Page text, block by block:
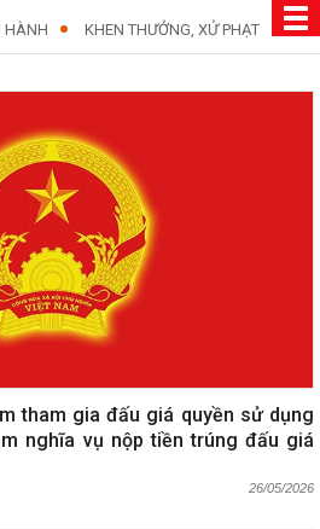
HÀNH KHEN THƯỞNG, XỬ PHẠT
tham gia đấu giá quyền sử dụng
nghĩa vụ nộp tiền trúng đấu giá
26/05/2026